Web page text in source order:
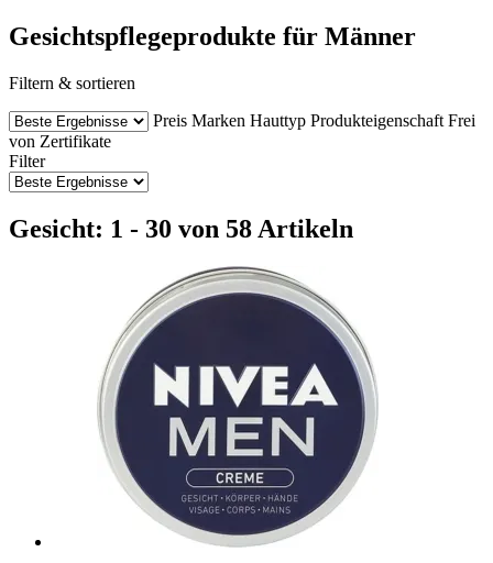
Gesichtspflegeprodukte für Männer
Filtern & sortieren
Preis Marken Hauttyp Produkteigenschaft Frei
von Zertifikate
Filter
Gesicht: 1 - 30 von 58 Artikeln